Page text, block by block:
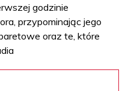
godzinie
przypominając jego
oraz te, które